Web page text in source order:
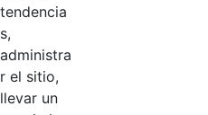
tendencia
s,
administra
r el sitio,
llevar un